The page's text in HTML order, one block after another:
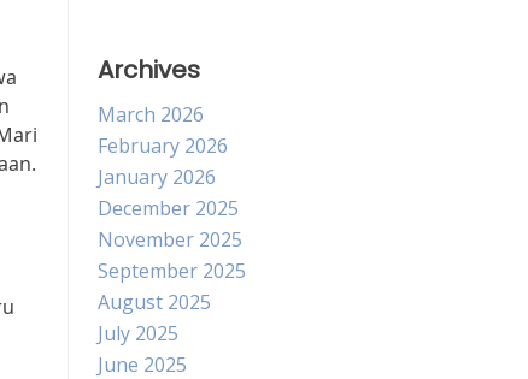
Archives
March 2026
February 2026
January 2026
December 2025
November 2025
September 2025
August 2025
July 2025
June 2025